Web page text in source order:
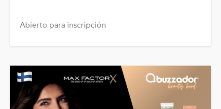
Abierto para inscripción